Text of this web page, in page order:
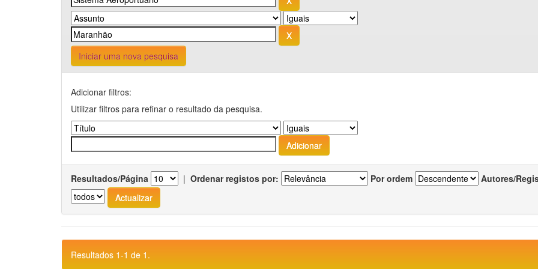
Iniciar uma nova pesquisa
Adicionar filtros:
Utilizar filtros para refinar o resultado da pesquisa.
Resultados/Página | Ordenar registos por: Por ordem Autores/
Resultados 1-1 de 1.